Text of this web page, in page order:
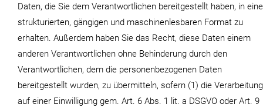
Daten, die Sie dem Verantwortlichen bereitgestellt haben, in
strukturierten, gängigen und maschinenlesbaren Format zu
erhalten. Außerdem haben Sie das Recht, diese Daten einem
anderen Verantwortlichen ohne Behinderung durch den
Verantwortlichen, dem die personenbezogenen Daten
bereitgestellt wurden, zu übermitteln, sofern (1) die Verarbeitung
auf einer Einwilligung gem. Art. 6 Abs. 1 lit. a DSGVO oder Art. 9